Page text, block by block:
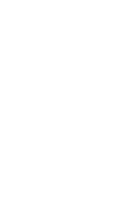
out the form below. Our